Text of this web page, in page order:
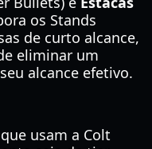
os Stands
de curto alcance,
eliminar um
alcance efetivo.
usam a Colt